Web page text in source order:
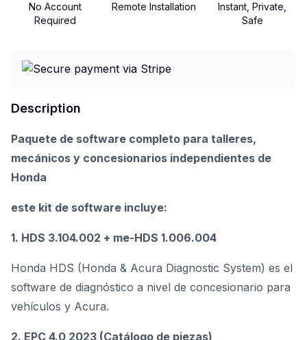
No Account
Required
Remote Installation
Instant, Private,
Safe
Description
Paquete de software completo para talleres,
mecánicos y concesionarios independientes de
Honda
este kit de software incluye:
1. HDS 3.104.002 + me-HDS 1.006.004
Honda HDS (Honda & Acura Diagnostic System) es el
software de diagnóstico a nivel de concesionario para
vehículos y Acura.
2. EPC 4.0 2023 (Catálogo de piezas)